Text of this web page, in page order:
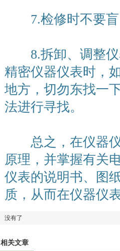
7.检修时不要盲
8.拆卸、调整仪
精密仪器仪表时，
地方，切勿东找一
法进行寻找。
总之，在仪器仪
原理，并掌握有关
仪表的说明书、图
质，从而在仪器仪
没有了
相关文章